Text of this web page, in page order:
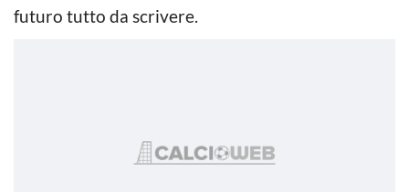
futuro tutto da scrivere.